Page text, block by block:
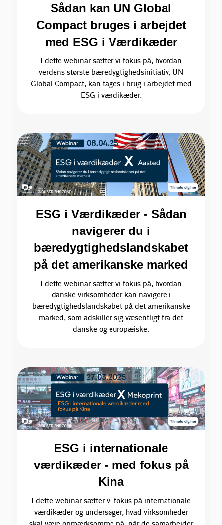
Sådan kan UN Global
Compact bruges i arbejdet
med ESG i Værdikæder
I dette webinar sætter vi fokus på, hvordan
verdens største bæredygtighedsinitiativ, UN
Global Compact, kan tages i brug i arbejdet med
ESG i værdikæder.
ESG i Værdikæder - Sådan
navigerer du i
bæredygtighedslandskabet
på det amerikanske marked
I dette webinar sætter vi fokus på, hvordan
danske virksomheder kan navigere i
bæredygtighedslandskabet på det amerikanske
marked, som adskiller sig væsentligt fra det
danske og europæiske.
ESG i internationale
værdikæder - med fokus på
Kina
I dette webinar sætter vi fokus på internationale
værdikæder og undersøger, hvad virksomheder